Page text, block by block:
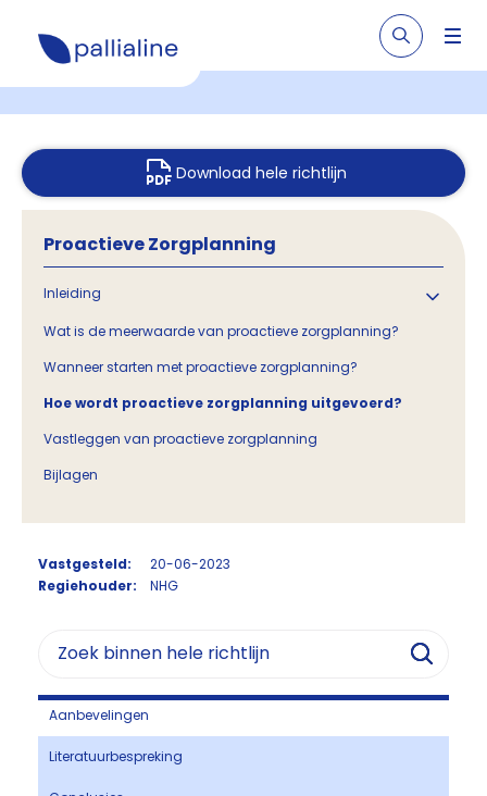
Download hele richtlijn
Proactieve Zorgplanning
Inleiding
Wat is de meerwaarde van proactieve zorgplanning?
Wanneer starten met proactieve zorgplanning?
Hoe wordt proactieve zorgplanning uitgevoerd?
Vastleggen van proactieve zorgplanning
Bijlagen
Vastgesteld:
20-06-2023
Regiehouder:
NHG
Aanbevelingen
Literatuurbespreking